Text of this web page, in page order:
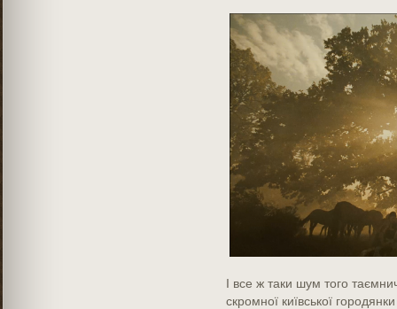
І все ж таки шум того
скромної київської